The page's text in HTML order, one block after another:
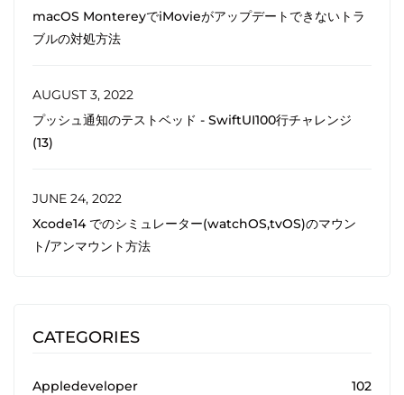
macOS MontereyでiMovieがアップデートできないトラ
ブルの対処方法
AUGUST 3, 2022
プッシュ通知のテストベッド - SwiftUI100行チャレンジ
(13)
JUNE 24, 2022
Xcode14 でのシミュレーター(watchOS,tvOS)のマウン
ト/アンマウント方法
CATEGORIES
Appledeveloper 102